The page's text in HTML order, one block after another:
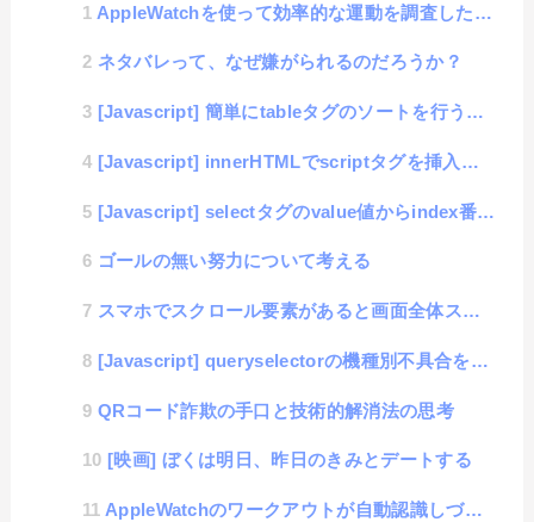
AppleWatchを使って効率的な運動を調査した結果・・・
ネタバレって、なぜ嫌がられるのだろうか？
[Javascript] 簡単にtableタグのソートを行う「table_sort」ライブラリの公開
[Javascript] innerHTMLでscriptタグを挿入しても実行されない件
[Javascript] selectタグのvalue値からindex番号を取得する方法
ゴールの無い努力について考える
スマホでスクロール要素があると画面全体スクロールが動作しなくなる件
[Javascript] queryselectorの機種別不具合を見つけてしまった話
QRコード詐欺の手口と技術的解消法の思考
[映画] ぼくは明日、昨日のきみとデートする
AppleWatchのワークアウトが自動認識しづらくなったと感じたらやるべき事